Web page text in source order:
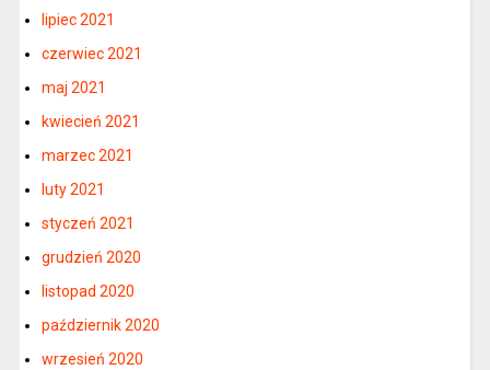
lipiec 2021
czerwiec 2021
maj 2021
kwiecień 2021
marzec 2021
luty 2021
styczeń 2021
grudzień 2020
listopad 2020
październik 2020
wrzesień 2020